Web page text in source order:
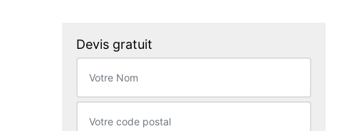
Devis gratuit